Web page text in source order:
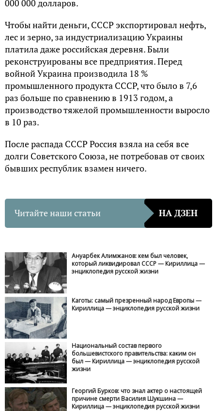
000 000 долларов.
Чтобы найти деньги, СССР экспортировал нефть,
лес и зерно, за индустриализацию Украины
платила даже российская деревня. Были
реконструированы все предприятия. Перед
войной Украина производила 18 %
промышленного продукта СССР, что было в 7,6
раз больше по сравнению в 1913 годом, а
производство тяжелой промышленности выросло
в 10 раз.
После распада СССР Россия взяла на себя все
долги Советского Союза, не потребовав от своих
бывших республик взамен ничего.
Читайте наши статьи НА ДЗЕН
Ануарбек Алимжанов: кем был человек,
который ликвидировал СССР — Кириллица —
энциклопедия русской жизни
Каготы: самый презренный народ Европы —
Кириллица — энциклопедия русской жизни
Национальный состав первого
большевистского правительства: каким он
был — Кириллица — энциклопедия русской
жизни
Георгий Бурков: что знал актер о настоящей
причине смерти Василия Шукшина —
Кириллица — энциклопедия русской жизни